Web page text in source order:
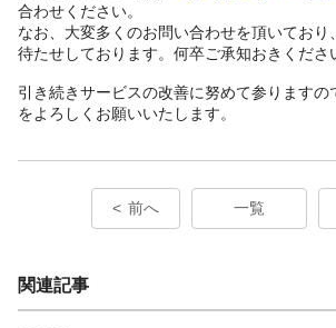
合わせください。
なお、大変多くのお問い合わせを頂いており
待たせしております。何卒ご承知おきくださ
引き続きサービスの改善に努めて参りますの
をよろしくお願いいたします。
前へ 一覧
関連記事